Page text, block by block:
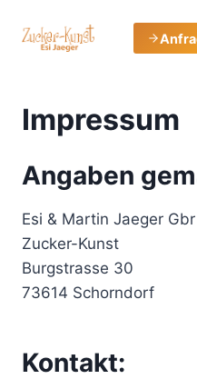
Inhalt
Impressum
Angaben
Esi & Martin Jaeger Gbr
Zucker-Kunst
Burgstrasse 30
73614 Schorndorf
Kontakt: